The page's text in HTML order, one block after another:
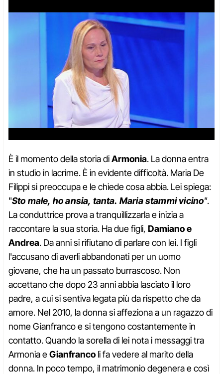
È il momento della storia diArmonia. La donna entra
in studio in lacrime. È in evidente difficoltà. Maria De
Filippi si preoccupa e le chiede cosa abbia. Lei spiega:
"Sto male, ho ansia, tanta. Maria stammi vicino".
La conduttrice prova a tranquillizzarla e inizia a
raccontare la sua storia. Ha due figli, Damiano e
Andrea. Da anni si rifiutano di parlare con lei. I figli
l'accusano di averli abbandonati per un uomo
giovane, che ha un passato burrascoso. Non
accettano che dopo 23 anni abbia lasciato il loro
padre, a cui si sentiva legata più da rispetto che da
amore. Nel 2010, la donna si affeziona a un ragazzo di
nome Gianfranco e si tengono costantemente in
contatto. Quando la sorella di lei nota i messaggi tra
Armonia eGianfranco li fa vedere al marito della
donna. In poco tempo, il matrimonio degenera e così